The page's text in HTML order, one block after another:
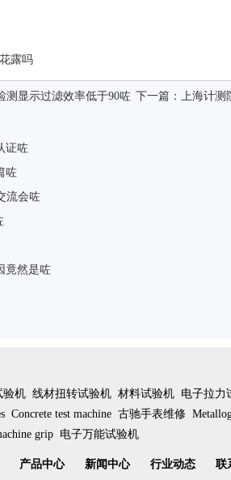
露吗
测显示过滤效率低于90咗 下一篇： 上海计测
证咗
咗
流会咗
竟然是咗
验机 线材扭转试验机 材料试验机 电子拉力
Concrete test machine 古驰手表维修
grip 电子万能试验机
产品中心 新闻中心 行业动态 联